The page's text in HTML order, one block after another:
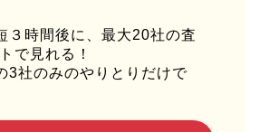
３時間後に、最大20社の査
で見れる！
3社のみのやりとりだけで